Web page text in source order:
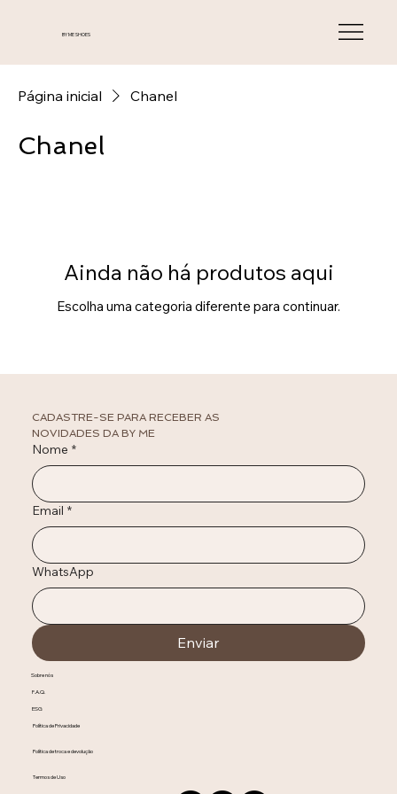
BY ME SHOES
Página inicial Chanel
Chanel
Ainda não há produtos aqui
Escolha uma categoria diferente para continuar.
CADASTRE-SE PARA RECEBER AS
NOVIDADES DA BY ME
Nome *
Email *
WhatsApp
Enviar
Sobre nós
F.A.Q.
ESG
Política de Privacidade
Política de troca e devolução
Termos de Uso